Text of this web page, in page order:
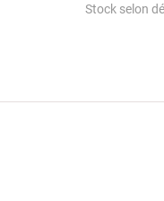
Stock selonStock selon